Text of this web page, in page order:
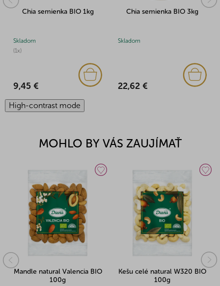
Chia semienka BIO 1kg
(1x)
Skladom
9,45 €
Chia semienka BIO 3kg
Skladom
22,62 €
High-contrast mode
MOHLO BY VÁS ZAUJÍMAŤ
Mandle natural Valencia BIO
100g
Kešu celé natural W320 BIO
100g